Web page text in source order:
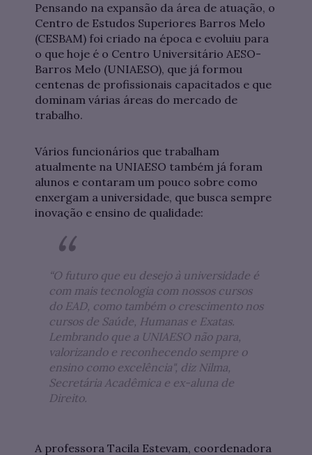
Pensando na expansão da área de atuação, o
Centro de Estudos Superiores Barros Melo
(CESBAM) foi criado na época e evoluiu para
o que hoje é o Centro Universitário AESO-
Barros Melo (UNIAESO), que já formou
centenas de profissionais capacitados e que
dominam várias áreas do mercado de
trabalho.
Vários funcionários que trabalham
atualmente na UNIAESO também já foram
alunos e contaram um pouco sobre como
enxergam a universidade, que busca sempre
inovação e ensino de qualidade:
“O futuro que eu desejo à universidade é
com mais tecnologia com nossos cursos
do EAD, como também o crescimento nos
cursos de Saúde, Humanas e Exatas.
Lembrando que a UNIAESO não para,
valorizando e reconhecendo sempre o
ensino como excelência", diz Nilma,
Secretária Acadêmica e ex-aluna de
Direito.
A professora Tacila Estevam, coordenadora